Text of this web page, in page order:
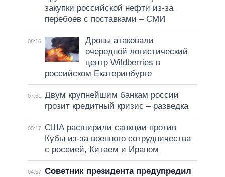
закупки российской нефти из-за
перебоев с поставками – СМИ
08:16
Дроны атаковали
очередной логистический
центр Wildberries в
российском Екатеринбурге
07:51
Двум крупнейшим банкам россии
грозит кредитный кризис – разведка
05:17
США расширили санкции против
Кубы из-за военного сотрудничества
с россией, Китаем и Ираном
04:57 Советник президента предупредил